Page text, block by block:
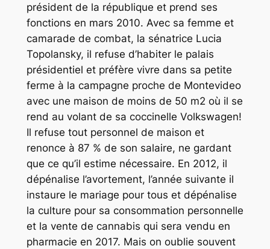
président de la république et prend ses
fonctions en mars 2010. Avec sa femme et
camarade de combat, la sénatrice Lucia
Topolansky, il refuse d’habiter le palais
présidentiel et préfère vivre dans sa petite
ferme à la campagne proche de Montevideo
avec une maison de moins de 50 m2 où il se
rend au volant de sa coccinelle Volkswagen!
Il refuse tout personnel de maison et
renonce à 87 % de son salaire, ne gardant
que ce qu’il estime nécessaire. En 2012, il
dépénalise l’avortement, l’année suivante il
instaure le mariage pour tous et dépénalise
la culture pour sa consommation personnelle
et la vente de cannabis qui sera vendu en
pharmacie en 2017. Mais on oublie souvent